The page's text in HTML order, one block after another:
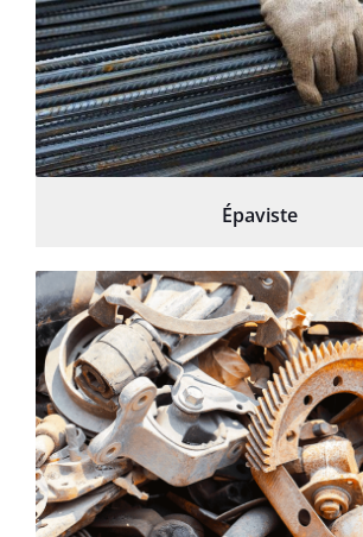
Épaviste